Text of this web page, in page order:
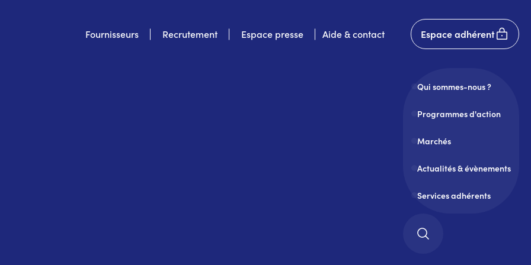
Fournisseurs Recrutement Espace presse Aide & contact
User
account
Espace adhérent
Qui sommes-nous ?
Programmes d'action
Marchés
Actualités & évènements
Services adhérents